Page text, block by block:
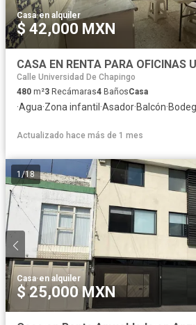
Casa·en alquiler
$ 42,000 MXN
Calle Universidad De Chapingo
480 m²3 Recámaras4 BañosCasa
·Agua·Zona infantil ·Asador·Balcón·
Actualizado hace más de 1 mes
1 /18
Casa·en alquiler
$ 25,000 MXN